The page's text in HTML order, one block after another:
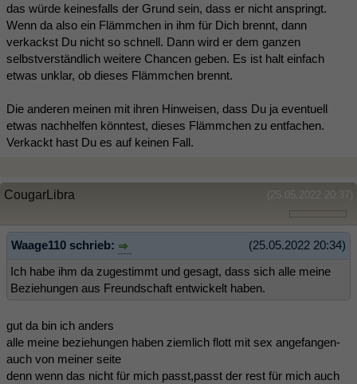
das würde keinesfalls der Grund sein, dass er nicht anspringt.
Wenn da also ein Flämmchen in ihm für Dich brennt, dann
verkackst Du nicht so schnell. Dann wird er dem ganzen
selbstverständlich weitere Chancen geben. Es ist halt einfach
etwas unklar, ob dieses Flämmchen brennt.
Die anderen meinen mit ihren Hinweisen, dass Du ja eventuell
etwas nachhelfen könntest, dieses Flämmchen zu entfachen.
Verkackt hast Du es auf keinen Fall.
(25.05.2022 20:37)
CougarLibra
(25.05.2022 20:34)
Waage110 schrieb:
Ich habe ihm da zugestimmt und gesagt, dass sich alle meine
Beziehungen aus Freundschaft entwickelt haben.
gut da bin ich anders
alle meine beziehungen haben ziemlich flott mit sex angefangen-
auch von meiner seite
denn wenn das nicht für mich passt,passt der rest für mich auch